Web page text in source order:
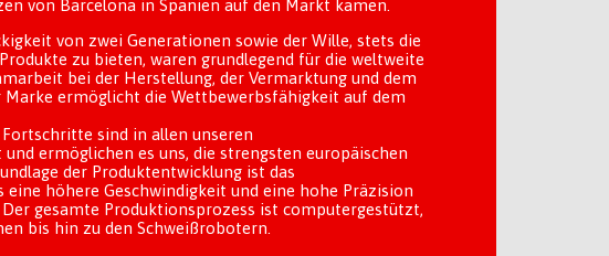
von Barcelona in Spanien auf den Markt kamen.
von zwei Generationen sowie der Wille, stets die
zu bieten, waren grundlegend für die weltweite
bei der Herstellung, der Vermarktung und dem
ermöglicht die Wettbewerbsfähigkeit auf dem
sind in allen unseren
ermöglichen es uns, die strengsten europäischen
der Produktentwicklung ist das
höhere Geschwindigkeit und eine hohe Präzision
gesamte Produktionsprozess ist computergestützt,
bis hin zu den Schweißrobotern.